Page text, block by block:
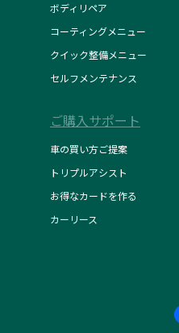
ボディリペア
コーティングメニュー
クイック整備メニュー
セルフメンテナンス
ご購入サポート
車の買い方ご提案
トリプルアシスト
お得なカードを作る
カーリース